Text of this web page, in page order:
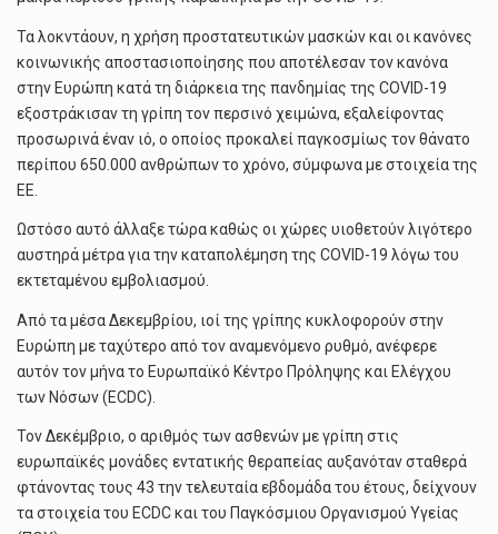
Τα λοκντάουν, η χρήση προστατευτικών μασκών και οι κανόνες
κοινωνικής αποστασιοποίησης που αποτέλεσαν τον κανόνα
στην Ευρώπη κατά τη διάρκεια της πανδημίας της COVID-19
εξοστράκισαν τη γρίπη τον περσινό χειμώνα, εξαλείφοντας
προσωρινά έναν ιό, ο οποίος προκαλεί παγκοσμίως τον θάνατο
περίπου 650.000 ανθρώπων το χρόνο, σύμφωνα με στοιχεία της
ΕΕ.
Ωστόσο αυτό άλλαξε τώρα καθώς οι χώρες υιοθετούν λιγότερο
αυστηρά μέτρα για την καταπολέμηση της COVID-19 λόγω του
εκτεταμένου εμβολιασμού.
Από τα μέσα Δεκεμβρίου, ιοί της γρίπης κυκλοφορούν στην
Ευρώπη με ταχύτερο από τον αναμενόμενο ρυθμό, ανέφερε
αυτόν τον μήνα το Ευρωπαϊκό Κέντρο Πρόληψης και Ελέγχου
των Νόσων (ECDC).
Τον Δεκέμβριο, ο αριθμός των ασθενών με γρίπη στις
ευρωπαϊκές μονάδες εντατικής θεραπείας αυξανόταν σταθερά
φτάνοντας τους 43 την τελευταία εβδομάδα του έτους, δείχνουν
τα στοιχεία του ECDC και του Παγκόσμιου Οργανισμού Υγείας